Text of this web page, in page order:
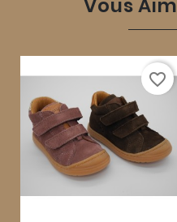
Vous
favorite_border